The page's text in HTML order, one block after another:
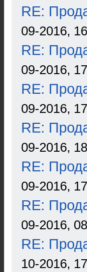
RE:
09-2016,
RE:
09-2016,
RE:
09-2016,
RE:
09-2016,
RE:
09-2016,
RE:
09-2016,
RE:
10-2016,